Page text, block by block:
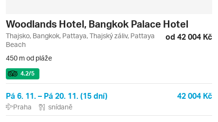
Woodlands Hotel, Bangkok Palace Hotel
Thajsko, Bangkok, Pattaya, Thajský záliv, Pattaya
Beach
od 42 004 Kč
450 m od pláže
4.2/5
Pá 6. 11. – Pá 20. 11. (15 dní) 42 004 Kč
Praha snídaně